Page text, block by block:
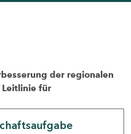
der regionalen
für